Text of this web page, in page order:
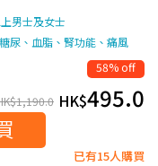
男士及女士
尿、血脂、腎功能、痛風
58% off
1,190.0 HK$495.0
已有15人購買